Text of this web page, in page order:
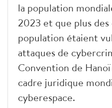
la population
2023 et que plus
population étaient
attaques de
Convention de
cadre juridique
cyberespace.